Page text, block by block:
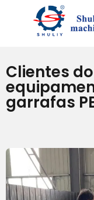
Clientes
garrafas